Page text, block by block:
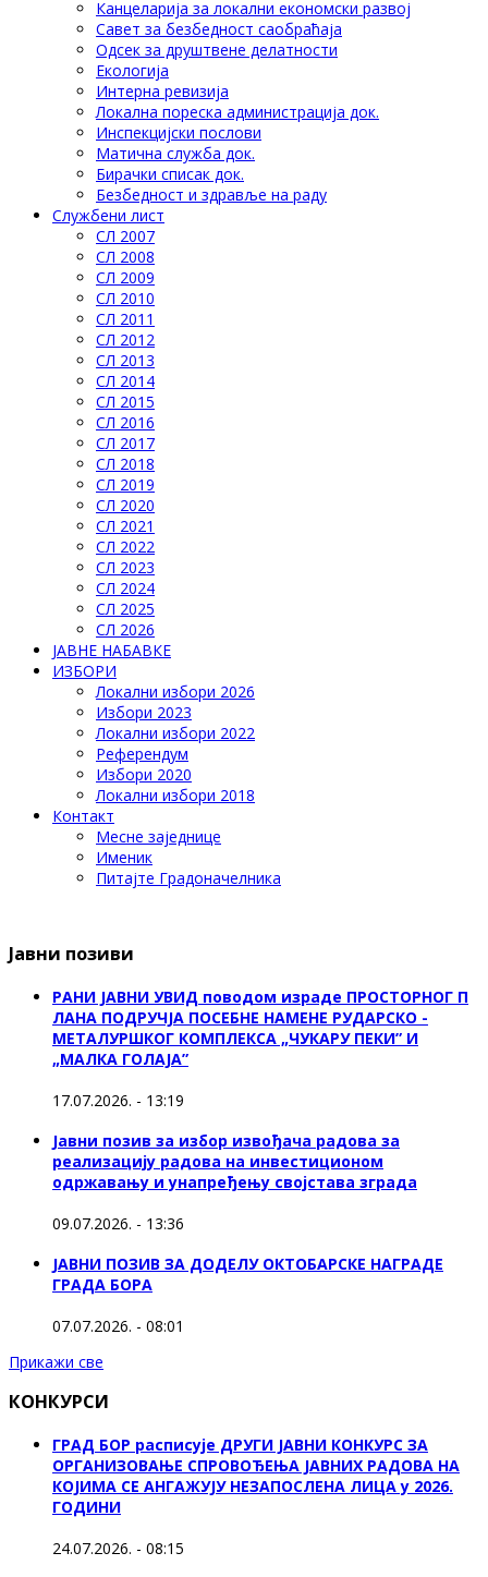
Канцеларија за локални економски развој
Савет за безбедност саобраћаја
Одсек за друштвене делатности
Eкологија
Интерна ревизија
Локална пореска администрација док.
Инспекцијски послови
Матична служба док.
Бирачки списак док.
Безбедност и здравље на раду
Службени лист
СЛ 2007
СЛ 2008
СЛ 2009
СЛ 2010
СЛ 2011
СЛ 2012
СЛ 2013
СЛ 2014
СЛ 2015
СЛ 2016
СЛ 2017
СЛ 2018
СЛ 2019
СЛ 2020
СЛ 2021
СЛ 2022
СЛ 2023
СЛ 2024
СЛ 2025
СЛ 2026
ЈАВНЕ НАБАВКЕ
ИЗБОРИ
Локални избори 2026
Избори 2023
Локални избори 2022
Референдум
Избори 2020
Локални избори 2018
Контакт
Месне заједнице
Именик
Питајте Градоначелника
Јавни позиви
РАНИ ЈАВНИ УВИД поводом израде ПРОСТОРНОГ П
ЛАНА ПОДРУЧЈА ПОСЕБНЕ НАМЕНЕ РУДАРСКО -
МЕТАЛУРШКОГ КОМПЛЕКСА „ЧУКАРУ ПЕКИ” И
„МАЛКА ГОЛАЈА”
17.07.2026. - 13:19
Јавни позив за избор извођача радова за
реализацију радова на инвестиционом
одржавању и унапређењу својстава зграда
09.07.2026. - 13:36
ЈАВНИ ПОЗИВ ЗА ДОДЕЛУ ОКТOБАРСКЕ НАГРАДЕ
ГРАДА БОРА
07.07.2026. - 08:01
Прикажи све
КОНКУРСИ
ГРАД БОР расписује ДРУГИ ЈАВНИ КОНКУРС ЗА
ОРГАНИЗОВАЊЕ СПРОВОЂЕЊА ЈАВНИХ РАДОВА НА
КОЈИМА СЕ АНГАЖУЈУ НЕЗАПОСЛЕНА ЛИЦА у 2026.
ГОДИНИ
24.07.2026. - 08:15